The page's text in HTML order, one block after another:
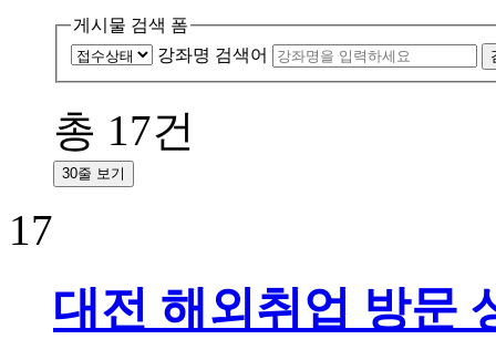
게시물 검색 폼
강좌명 검색어
총 17건
30줄 보기
17
대전 해외취업 방문